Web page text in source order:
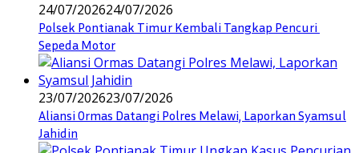
24/07/202624/07/2026
Polsek Pontianak Timur Kembali Tangkap Pencuri
Sepeda Motor
23/07/202623/07/2026
Aliansi Ormas Datangi Polres Melawi, Laporkan Syamsul
Jahidin